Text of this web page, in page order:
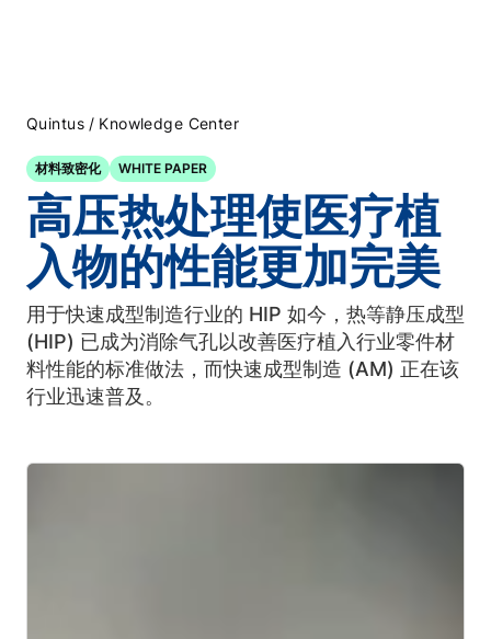
Quintus / Knowledge Center
材料致密化 WHITE PAPER
高压热处理使医疗植
入物的性能更加完美
用于快速成型制造行业的 HIP 如今，热等静压成型
(HIP) 已成为消除气孔以改善医疗植入行业零件材
料性能的标准做法，而快速成型制造 (AM) 正在该
行业迅速普及。